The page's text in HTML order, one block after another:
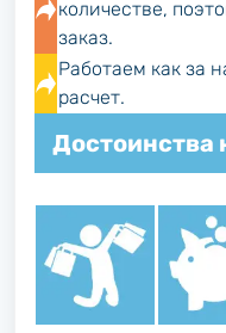
количестве,
заказ.
Работаем как за
расчет.
Достоинства